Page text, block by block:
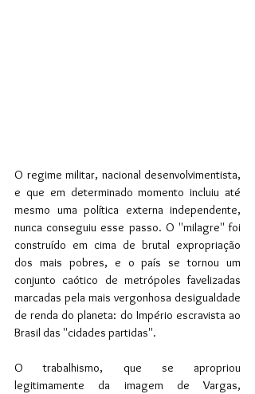
O regime militar, nacional desenvolvimentista,
e que em determinado momento incluiu até
mesmo uma política externa independente,
nunca conseguiu esse passo. O ''milagre'' foi
construído em cima de brutal expropriação
dos mais pobres, e o país se tornou um
conjunto caótico de metrópoles favelizadas
marcadas pela mais vergonhosa desigualdade
de renda do planeta: do Império escravista ao
Brasil das ''cidades partidas''.
O trabalhismo, que se apropriou
legitimamente da imagem de Vargas,